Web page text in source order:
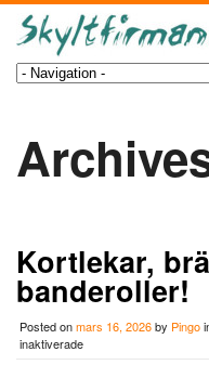
Kortlekar,
banderoller!
Posted onmars 16, 2026by Pingo
inaktiveradeför